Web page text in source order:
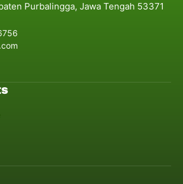
Purbalingga, Jawa Tengah 53371